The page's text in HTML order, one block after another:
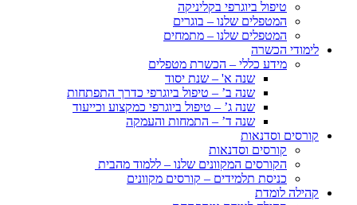
טיפול ביוגרפי בקליניקה
המטפלים שלנו – בוגרים
המטפלים שלנו – מתמחים
לימודי הכשרה
מידע כללי – הכשרת מטפלים
שנה א' – שנת יסוד
שנה ב’ – טיפול ביוגרפי כדרך התפתחות
שנה ג’ – טיפול ביוגרפי כמקצוע וכייעוד
שנה ד’ – התמחות והעמקה
קורסים וסדנאות
קורסים וסדנאות
הקורסים המקוונים שלנו – ללמוד מהבית
כניסת תלמידים – קורסים מקוונים
קהילה לומדת